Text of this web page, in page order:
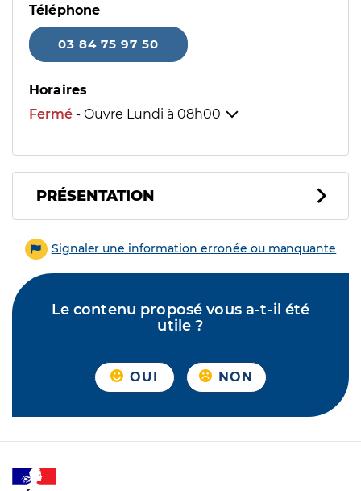
Téléphone
03 84 75 97 50
Horaires
Fermé - Ouvre Lundi à 08h00
PRÉSENTATION
Signaler une information erronée ou manquante
Le contenu proposé vous a-t-il été
utile ?
OUI NON